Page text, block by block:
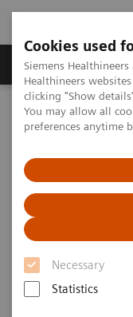
Cookies used
Siemens
Healthineers
clicking "Show
You may allow all
preferences anytime
Necessary
Statistics
Produkte & Services
Home
News & Events
Events, Trainings und